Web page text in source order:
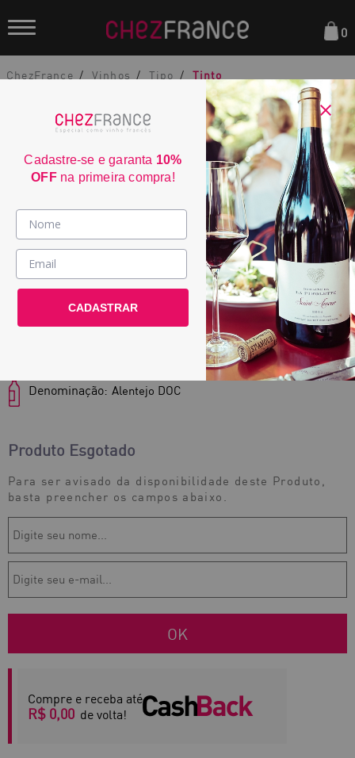
Vinhos >
País / Região >
Le Club >
0
ChezFrance Vinhos Tipo Tinto
Cinco Forais Colheita Selecionada
Alentejo 2020
2200
Denominação: Alentejo DOC
Produto Esgotado
Para ser avisado da disponibilidade deste Produto,
basta preencher os campos abaixo.
Compre e receba até
R$ 0,00 de volta!
Cadastre-se e garanta 10%
OFFna primeira compra!
CADASTRAR